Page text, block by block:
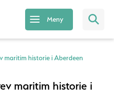
Meny
maritim historie i Aberdeen
maritim historie i